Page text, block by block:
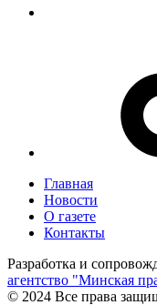
Главная
Новости
О газете
Контакты
Разработка и
агентство "Минская
© 2024 Все права